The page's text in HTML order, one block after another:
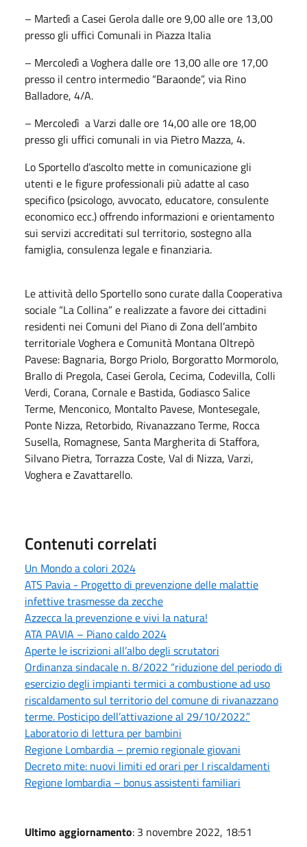
– Martedì a Casei Gerola dalle ore 9,00 alle ore 13,00
presso gli uffici Comunali in Piazza Italia
– Mercoledì a Voghera dalle ore 13,00 alle ore 17,00
presso il centro intermedio “Baraonde”, via Rino
Balladore, 4/A.
– Mercoledì a Varzi dalle ore 14,00 alle ore 18,00
presso gli uffici comunali in via Pietro Mazza, 4.
Lo Sportello d’ascolto mette in comunicazione gli
utenti e le figure professionali più adatte al caso
specifico (psicologo, avvocato, educatore, consulente
economico ecc.) offrendo informazioni e orientamento
sui servizi accreditati sul territorio, sostegno alla
famiglia, consulenza legale e finanziaria.
Le attività dello Sportello sono curate dalla Cooperativa
sociale “La Collina” e realizzate a favore dei cittadini
residenti nei Comuni del Piano di Zona dell’ambito
territoriale Voghera e Comunità Montana Oltrepò
Pavese: Bagnaria, Borgo Priolo, Borgoratto Mormorolo,
Brallo di Pregola, Casei Gerola, Cecima, Codevilla, Colli
Verdi, Corana, Cornale e Bastida, Godiasco Salice
Terme, Menconico, Montalto Pavese, Montesegale,
Ponte Nizza, Retorbido, Rivanazzano Terme, Rocca
Susella, Romagnese, Santa Margherita di Staffora,
Silvano Pietra, Torrazza Coste, Val di Nizza, Varzi,
Voghera e Zavattarello.
Contenuti correlati
Un Mondo a colori 2024
ATS Pavia - Progetto di prevenzione delle malattie
infettive trasmesse da zecche
Azzecca la prevenzione e vivi la natura!
ATA PAVIA – Piano caldo 2024
Aperte le iscrizioni all’albo degli scrutatori
Ordinanza sindacale n. 8/2022 “riduzione del periodo di
esercizio degli impianti termici a combustione ad uso
riscaldamento sul territorio del comune di rivanazzano
terme. Posticipo dell’attivazione al 29/10/2022.”
Laboratorio di lettura per bambini
Regione Lombardia – premio regionale giovani
Decreto mite: nuovi limiti ed orari per I riscaldamenti
Regione lombardia – bonus assistenti familiari
Ultimo aggiornamento: 3 novembre 2022, 18:51